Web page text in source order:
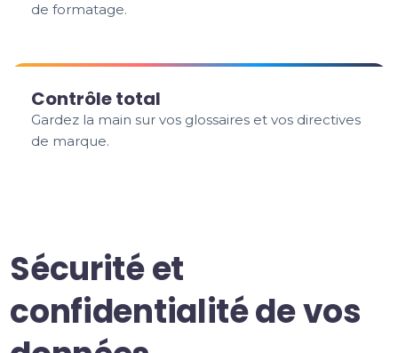
de formatage.
Contrôle total
Gardez la main sur vos glossaires et vos directives
de marque.
Sécurité et
confidentialité de vos